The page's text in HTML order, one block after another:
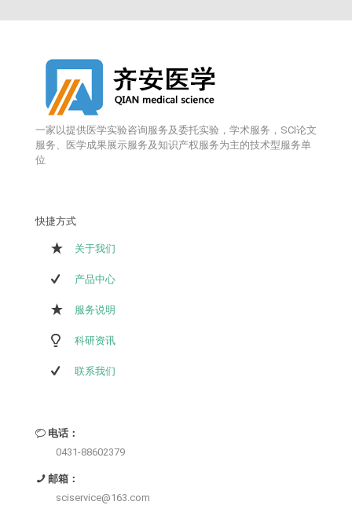
一家以提供医学实验咨询服务及委托实验，学术服务，SCI论文
服务、医学成果展示服务及知识产权服务为主的技术型服务单
位
快捷方式
关于我们
产品中心
服务说明
科研资讯
联系我们
电话：
0431-88602379
邮箱：
sciservice@163.com